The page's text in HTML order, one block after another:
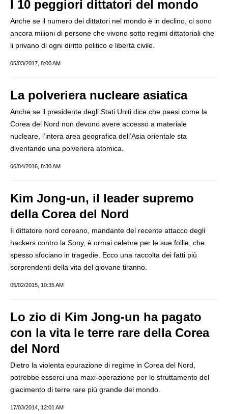
I 10 peggiori dittatori del mondo
Anche se il numero dei dittatori nel mondo è in declino, ci sono
ancora milioni di persone che vivono sotto regimi dittatoriali che
li privano di ogni diritto politico e libertà civile.
05/03/2017, 8:00 AM
La polveriera nucleare asiatica
Anche se il presidente degli Stati Uniti dice che paesi come la
Corea del Nord non devono avere accesso a materiale
nucleare, l’intera area geografica dell’Asia orientale sta
diventando una polveriera atomica.
06/04/2016, 8:30 AM
Kim Jong-un, il leader supremo
della Corea del Nord
Il dittatore nord coreano, mandante del recente attacco degli
hackers contro la Sony, è ormai celebre per le sue follie, che
spesso sfociano in tragedie. Ecco una raccolta dei fatti più
sorprendenti della vita del giovane tiranno.
05/02/2015, 10:35 AM
Lo zio di Kim Jong-un ha pagato
con la vita le terre rare della Corea
del Nord
Dietro la violenta epurazione di regime in Corea del Nord,
potrebbe esserci una maxi-operazione per lo sfruttamento del
giacimento di terre rare più grande del mondo.
17/03/2014, 12:01 AM